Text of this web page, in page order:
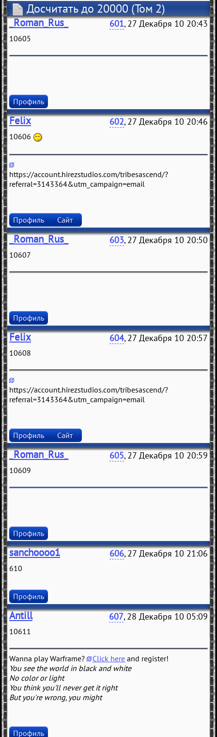
Досчитать до 20000 (Том 2)
_Roman_Rus_ 601, 27 Декабря 10 20:43
10605
Профиль
Felix 602, 27 Декабря 10 20:46
10606
https://account.hirezstudios.com/tribesascend/?
referral=3143364&utm_campaign=email
Профиль Сайт
_Roman_Rus_ 603, 27 Декабря 10 20:50
10607
Профиль
Felix 604, 27 Декабря 10 20:57
10608
https://account.hirezstudios.com/tribesascend/?
referral=3143364&utm_campaign=email
Профиль Сайт
_Roman_Rus_ 605, 27 Декабря 10 20:59
10609
Профиль
sanchoooo1 606, 27 Декабря 10 21:06
610
Профиль
Antill 607, 28 Декабря 10 05:09
10611
Wanna play Warframe? Click here and register!
You see the world in black and white
No color or light
You think you'll never get it right
But you're wrong, you might
Профиль